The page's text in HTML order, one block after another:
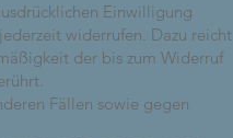
Einwilligung
widerrufen. Dazu reicht
der bis zum Widerruf
Fällen sowie gegen